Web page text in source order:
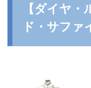
【ダイヤ
ド・サファ